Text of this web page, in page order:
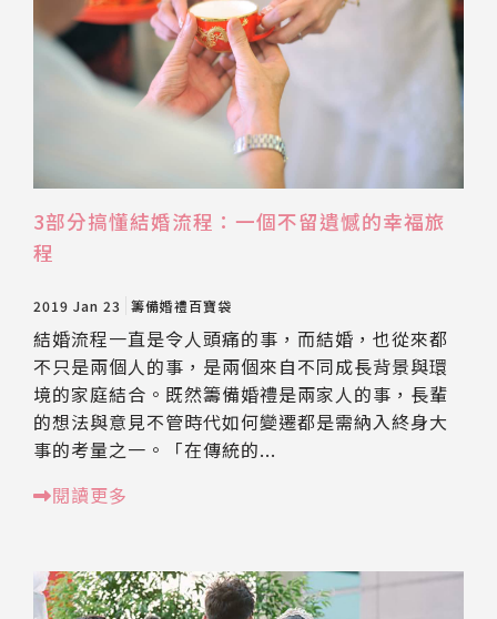
3部分搞懂結婚流程：一個不留遺憾的幸福旅
程
2019 Jan 23 籌備婚禮百寶袋
結婚流程一直是令人頭痛的事，而結婚，也從來都
不只是兩個人的事，是兩個來自不同成長背景與環
境的家庭結合。既然籌備婚禮是兩家人的事，長輩
的想法與意見不管時代如何變遷都是需納入終身大
事的考量之一。「在傳統的...
閱讀更多